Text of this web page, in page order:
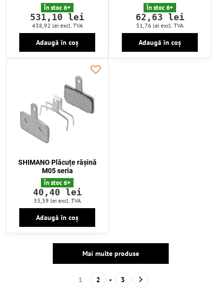
În stoc 6+
531,10 lei
438,92 lei excl. TVA
Adaugă în coș
În stoc 6+
62,63 lei
51,76 lei excl. TVA
Adaugă în coș
SHIMANO Plăcuțe rășină
M05 seria
În stoc 6+
40,40 lei
33,39 lei excl. TVA
Adaugă în coș
Mai multe produse
1 2 3